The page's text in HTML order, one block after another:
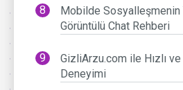
Mobilde Sosyalleşmenin
Görüntülü Chat Rehberi
GizliArzu.com ile Hızlı
Deneyimi